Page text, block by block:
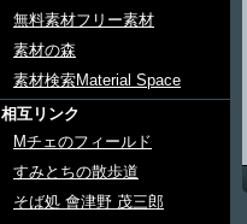
無料素材フリー素材
素材の森
素材検索Material Space
相互リンク
Mチェのフィールド
すみとちの散歩道
そば処 會津野 茂三郎